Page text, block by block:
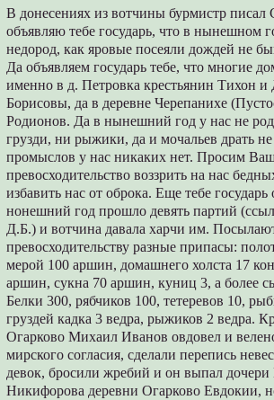
В донесениях из вотчины бурмистр писал
объявляю тебе государь, что в нынешном
недород, как яровые посеяли дождей не
Да объявляем государь тебе, что многие
именно в д. Петровка крестьянин Тихон
Борисовы, да в деревне Черепанихе
Родионов. Да в нынешний год у нас не
грузди, ни рыжики, да и мочальев драть
промыслов у нас никаких нет. Просим
превосходительство воззрить на нас
избавить нас от оброка. Еще тебе государь
нонешний год прошло девять партий
Д.Б.) и вотчина давала харчи им.
превосходительству разные припасы:
мерой 100 аршин, домашнего холста 17
аршин, сукна 70 аршин, куниц 3, а более
Белки 300, рябчиков 100, тетеревов 10,
груздей кадка 3 ведра, рыжиков 2 ведра.
Огарково Михаил Иванов овдовел и
мирского согласия, сделали перепись
девок, бросили жребий и он выпал дочери
Никифорова деревни Огарково Евдокии,